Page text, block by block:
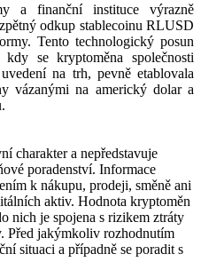
a finanční instituce výrazně
odkup stablecoinu RLUSD
Tento technologický posun
se kryptoměna společnosti
na trh, pevně etablovala
vázanými na americký dolar a
charakter a nepředstavuje
poradenství. Informace
k nákupu, prodeji, směně ani
aktiv. Hodnota kryptoměn
nich je spojena s rizikem ztráty
Před jakýmkoliv rozhodnutím
situaci a případně se poradit s